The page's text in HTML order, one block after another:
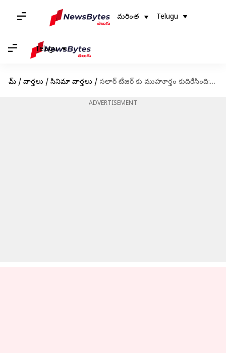
మరింత Telugu
Telugu
హోమ్ / వార్తలు / సినిమా వార్తలు / సలార్ టీజర్ కు ముహూర్తం కుదిరేసింది: రిలీజ్ ఎప్పుడంటే?
ADVERTISEMENT